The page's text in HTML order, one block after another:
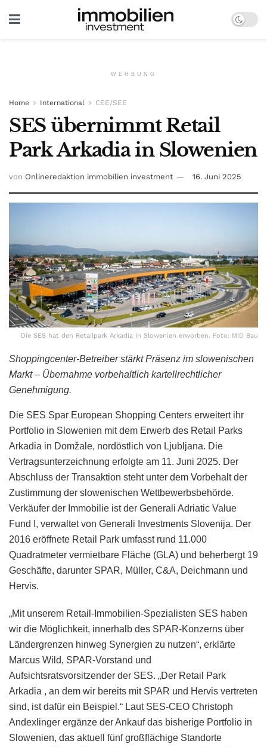
WERBUNG
Home International CEE/SEE
SES übernimmt Retail
Park Arkadia in Slowenien
von Onlineredaktion immobilien investment 16. Juni 2025
Die SES hat den Retailpark Arkadia in Slowenien erworben. Foto: MID Bau
Shoppingcenter-Betreiber stärkt Präsenz im slowenischen
Markt – Übernahme vorbehaltlich kartellrechtlicher
Genehmigung.
Die SES Spar European Shopping Centers erweitert ihr
Portfolio in Slowenien mit dem Erwerb des Retail Parks
Arkadia in Domžale, nordöstlich von Ljubljana. Die
Vertragsunterzeichnung erfolgte am 11. Juni 2025. Der
Abschluss der Transaktion steht unter dem Vorbehalt der
Zustimmung der slowenischen Wettbewerbsbehörde.
Verkäufer der Immobilie ist der Generali Adriatic Value
Fund I, verwaltet von Generali Investments Slovenija. Der
2016 eröffnete Retail Park umfasst rund 11.000
Quadratmeter vermietbare Fläche (GLA) und beherbergt 19
Geschäfte, darunter SPAR, Müller, C&A, Deichmann und
Hervis.
„Mit unserem Retail-Immobilien-Spezialisten SES haben
wir die Möglichkeit, innerhalb des SPAR-Konzerns über
Ländergrenzen hinweg Synergien zu nutzen“, erklärte
Marcus Wild, SPAR-Vorstand und
Aufsichtsratsvorsitzender der SES. „Der Retail Park
Arkadia , an dem wir bereits mit SPAR und Hervis vertreten
sind, ist dafür ein Beispiel.“ Laut SES-CEO Christoph
Andexlinger ergänze der Ankauf das bisherige Portfolio in
Slowenien, das aktuell fünf großflächige Standorte